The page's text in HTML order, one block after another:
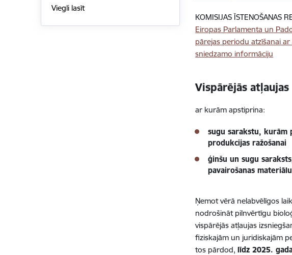
Viegli lasīt
KOMISIJAS
Eiropas Parlamenta un
pārejas periodu atzīšanai
sniedzamo informāciju
Vispārējās atļaujas
ar kurām apstiprina:
sugu sarakstu, kurām
produkcijas ražošanai
ģinšu un sugu
pavairošanas
Ņemot vērā nelabvēlīgos
nodrošināt pilnvērtīgu
vispārējās atļaujas
fiziskajām un juridiskajām
tos pārdod,līdz 2025.